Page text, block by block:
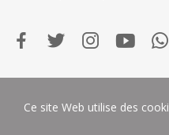
Ce site Web utilise des